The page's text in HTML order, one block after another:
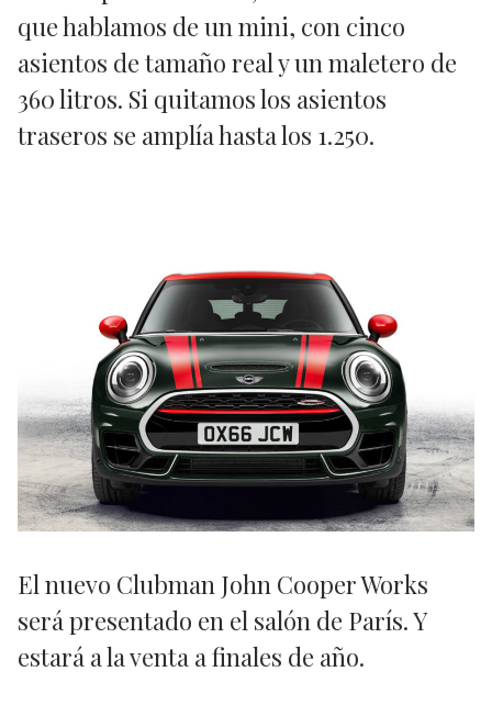
que hablamos de un mini, con cinco
asientos de tamaño real y un maletero de
360 litros. Si quitamos los asientos
traseros se amplía hasta los 1.250.
El nuevo Clubman John Cooper Works
será presentado en el salón de París. Y
estará a la venta a finales de año.